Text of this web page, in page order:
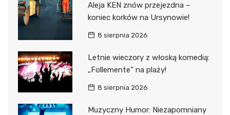
Aleja KEN znów przejezdna –
koniec korków na Ursynowie!
8 sierpnia 2026
Letnie wieczory z włoską komedią:
„Follemente” na plaży!
8 sierpnia 2026
Muzyczny Humor: Niezapomniany